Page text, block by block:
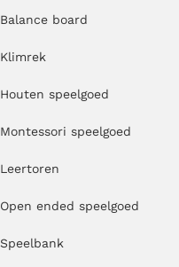
Balance board
Klimrek
Houten speelgoed
Montessori speelgoed
Leertoren
Open ended speelgoed
Speelbank